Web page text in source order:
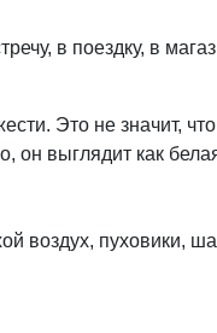
в поездку, в
Это не значит,
он выглядит как
воздух,